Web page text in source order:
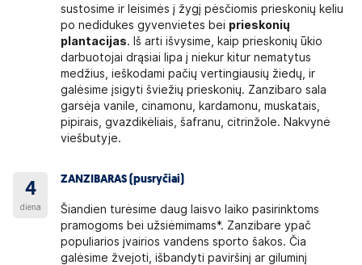
sustosime ir leisimės į žygį pėsčiomis prieskonių keliu
po nedidukes gyvenvietes bei prieskonių
plantacijas. Iš arti išvysime, kaip prieskonių ūkio
darbuotojai drąsiai lipa į niekur kitur nematytus
medžius, ieškodami pačių vertingiausių žiedų, ir
galėsime įsigyti šviežių prieskonių. Zanzibaro sala
garsėja vanile, cinamonu, kardamonu, muskatais,
pipirais, gvazdikėliais, šafranu, citrinžole. Nakvynė
viešbutyje.
4
diena
ZANZIBARAS (pusryčiai)
Šiandien turėsime daug laisvo laiko pasirinktoms
pramogoms bei užsiėmimams*. Zanzibare ypač
populiarios įvairios vandens sporto šakos. Čia
galėsime žvejoti, išbandyti paviršinį ar giluminį